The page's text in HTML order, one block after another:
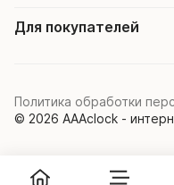
Для покупателей
© 2026 AAAclock -
Политика обработки